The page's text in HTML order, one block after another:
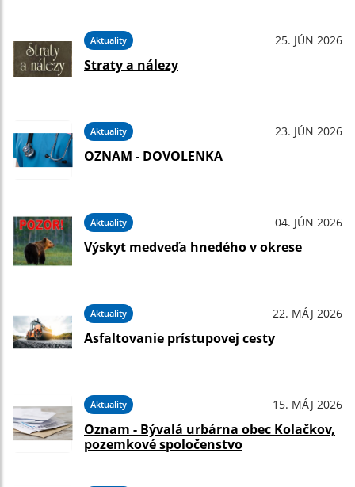
Aktuality 25. JÚN 2026
Straty a nálezy
Aktuality 23. JÚN 2026
OZNAM - DOVOLENKA
Aktuality 04. JÚN 2026
Výskyt medveďa hnedého v okrese
Aktuality 22. MÁJ 2026
Asfaltovanie prístupovej cesty
Aktuality 15. MÁJ 2026
Oznam - Bývalá urbárna obec Kolačkov,
pozemkové spoločenstvo